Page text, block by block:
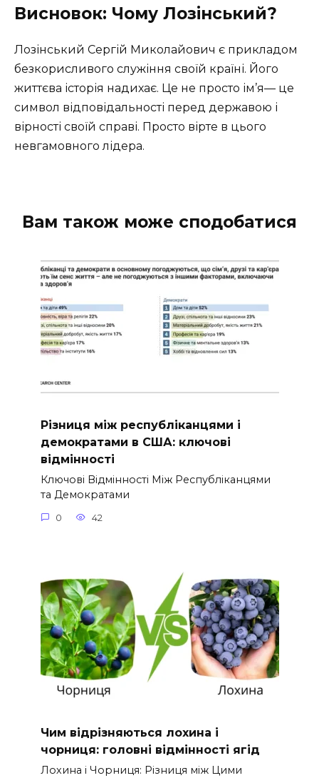
Висновок: Чому Лозінський?
Лозінський Сергій Миколайович є прикладом
безкорисливого служіння своїй країні. Його
життєва історія надихає. Це не просто ім’я— це
символ відповідальності перед державою і
вірності своїй справі. Просто вірте в цього
невгамовного лідера.
Вам також може сподобатися
Різниця між республіканцями і
демократами в США: ключові
відмінності
Ключові Відмінності Між Республіканцями
та Демократами
0 42
Чим відрізняються лохина і
чорниця: головні відмінності ягід
Лохина і Чорниця: Різниця між Цими